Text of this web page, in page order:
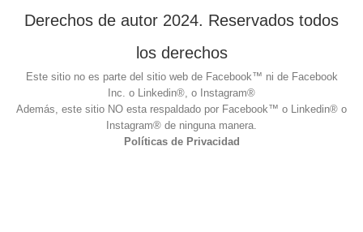
Derechos de autor 2024. Reservados todos
los derechos
Este sitio no es parte del sitio web de Facebook™ ni de Facebook
Inc. o Linkedin®, o Instagram®
Además, este sitio NO esta respaldado por Facebook™ o Linkedin® o
Instagram® de ninguna manera.
Políticas de Privacidad